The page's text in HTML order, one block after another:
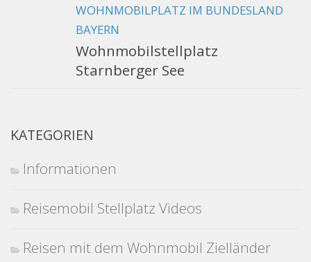
WOHNMOBILPLATZ IM BUNDESLAND
BAYERN
Wohnmobilstellplatz
Starnberger See
KATEGORIEN
Informationen
Reisemobil Stellplatz Videos
Reisen mit dem Wohnmobil Zielländer